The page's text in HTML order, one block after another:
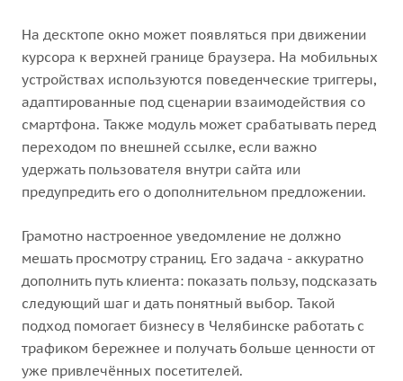
На десктопе окно может появляться при движении
курсора к верхней границе браузера. На мобильных
устройствах используются поведенческие триггеры,
адаптированные под сценарии взаимодействия со
смартфона. Также модуль может срабатывать перед
переходом по внешней ссылке, если важно
удержать пользователя внутри сайта или
предупредить его о дополнительном предложении.
Грамотно настроенное уведомление не должно
мешать просмотру страниц. Его задача - аккуратно
дополнить путь клиента: показать пользу, подсказать
следующий шаг и дать понятный выбор. Такой
подход помогает бизнесу в Челябинске работать с
трафиком бережнее и получать больше ценности от
уже привлечённых посетителей.